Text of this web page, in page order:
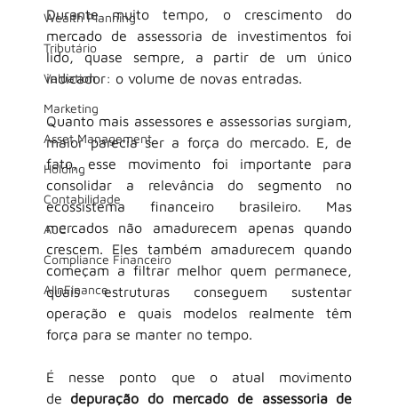
Wealth Planning
Tributário
Valuation
Marketing
Asset Management
Holding
Contabilidade
AuC
Compliance Financeiro
AIInFinance
Durante muito tempo, o crescimento do
mercado de assessoria de investimentos foi
lido, quase sempre, a partir de um único
indicador: o volume de novas entradas.
Quanto mais assessores e assessorias surgiam,
maior parecia ser a força do mercado. E, de
fato, esse movimento foi importante para
consolidar a relevância do segmento no
ecossistema financeiro brasileiro. Mas
mercados não amadurecem apenas quando
crescem. Eles também amadurecem quando
começam a filtrar melhor quem permanece,
quais estruturas conseguem sustentar
operação e quais modelos realmente têm
força para se manter no tempo.
É nesse ponto que o atual movimento
de
depuração do mercado de assessoria de